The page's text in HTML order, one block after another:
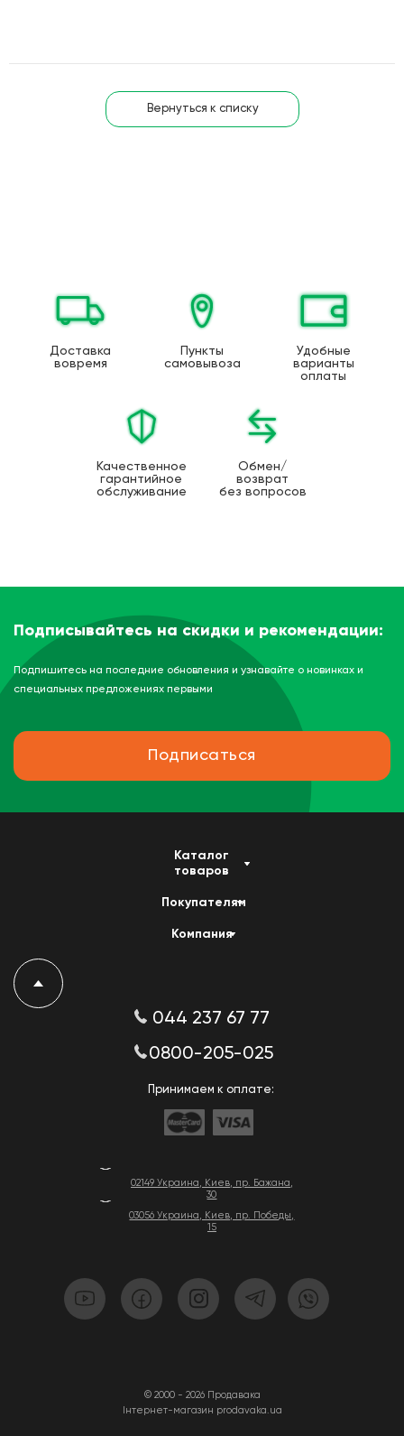
Вернуться к списку
Доставка
вовремя
Пункты
самовывоза
Удобные
варианты
оплаты
Качественное
гарантийное
обслуживание
Обмен/
возврат
без вопросов
Подписывайтесь на скидки и рекомендации:
Подпишитесь на последние обновления и узнавайте о новинках и
специальных предложениях первыми
Подписаться
02149 Украина, Киев, пр. Бажана,
30
03056 Украина, Киев, пр. Победы,
15
© 2000 - 2026 Продавака
Інтернет-магазин prodavaka.ua
Каталог
товаров
Покупателям
Компания
044 237 67 77
0800-205-025
Принимаем к оплате: